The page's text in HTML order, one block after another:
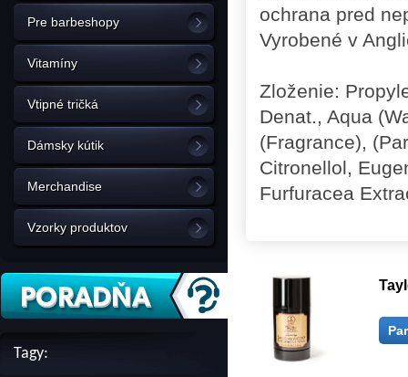
Pre barbeshopy
Vitamíny
Vtipné tričká
Dámsky kútik
Merchandise
Vzorky produktov
Tagy:
ochrana pred
Vyrobené v
Zloženie:
Denat., Aqua
(Fragrance),
Citronellol,
Furfuracea